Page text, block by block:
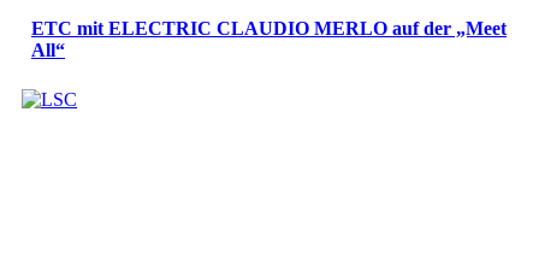
ETC mit ELECTRIC CLAUDIO MERLO auf der „Meet
All“